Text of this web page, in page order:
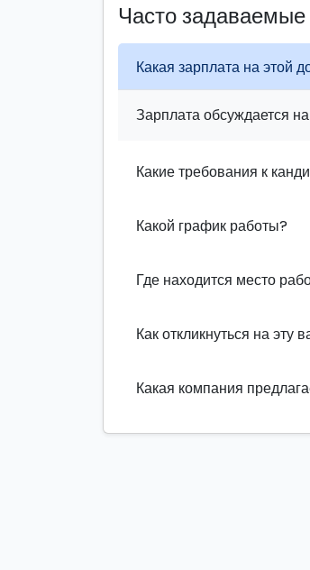
Часто
Какая зарплата на этой
Зарплата обсуждается
Какие требования к
Какой график работы?
Где находится место
Как откликнуться на эту
Какая компания